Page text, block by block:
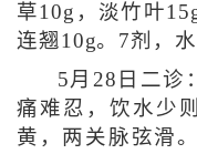
草10g，淡竹叶
连翘10g。7剂，
5月28日二诊
痛难忍，饮水少
黄，两关脉弦滑